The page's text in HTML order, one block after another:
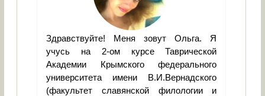
Здравствуйте! Меня зовут Ольга. Я
учусь на 2-ом курсе Таврической
Академии Крымского федерального
университета имени В.И.Вернадского
(факультет славянской филологии и